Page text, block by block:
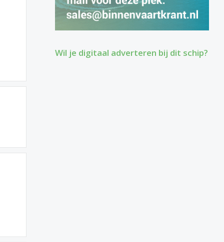
Wil je digitaal adverteren bij dit schip?